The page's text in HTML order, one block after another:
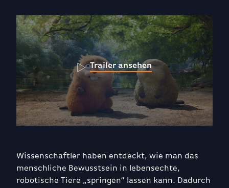
Trailer ansehen
Wissenschaftler haben entdeckt, wie man das
menschliche Bewusstsein in lebensechte,
robotische Tiere „springen“ lassen kann. Dadurch